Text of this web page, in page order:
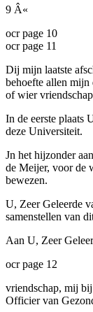
9 Â«
ocr page 10
ocr page 11
Dij mijn laatste
behoefte allen mijn
of wier
In de eerste plaats
deze Universiteit.
Jn het hijzonder
de Meijer, voor de
bewezen.
U, Zeer Geleerde
samenstellen van
Aan U, Zeer
ocr page 12
vriendschap, mij
Officier van